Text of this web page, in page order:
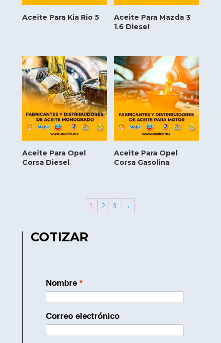
Aceite Para Kia Rio 5
Aceite Para Mazda 3
1.6 Diesel
Aceite Para Opel
Corsa Diesel
Aceite Para Opel
Corsa Gasolina
1 2 3 →
COTIZAR
Nombre *
Correo electrónico